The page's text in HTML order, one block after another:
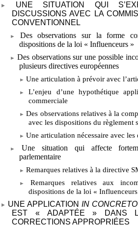
UNE SITUATION QUI
DISCUSSIONS AVEC LA
CONVENTIONNEL
Des observations sur la forme
dispositions de la loi « Influenceurs »
Des observations sur une possible
plusieurs directives européennes
Une articulation à prévoir avec
L’enjeu d’une hypothétique
commerciale
Des observations relatives à la
avec les dispositions du règlement
Une articulation nécessaire avec
Une situation qui affecte
parlementaire
Remarques relatives à la directive
Remarques relatives aux
dispositions de la loi « Influenceurs
UNE APPLICATIONIN CONCRETO
EST «
ADAPTÉE
» DANS
CORRECTIONS APPROPRIÉES